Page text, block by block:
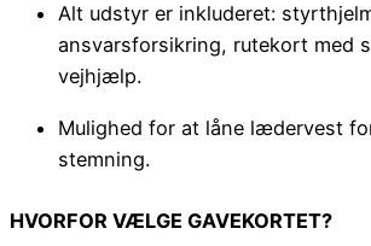
Alt udstyr er inkluderet:
ansvarsforsikring, rutekort med
vejhjælp.
Mulighed for at låne lædervest
stemning.
HVORFOR VÆLGE GAVEKORTET?